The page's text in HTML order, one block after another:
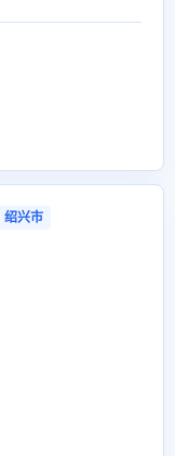
绍兴市